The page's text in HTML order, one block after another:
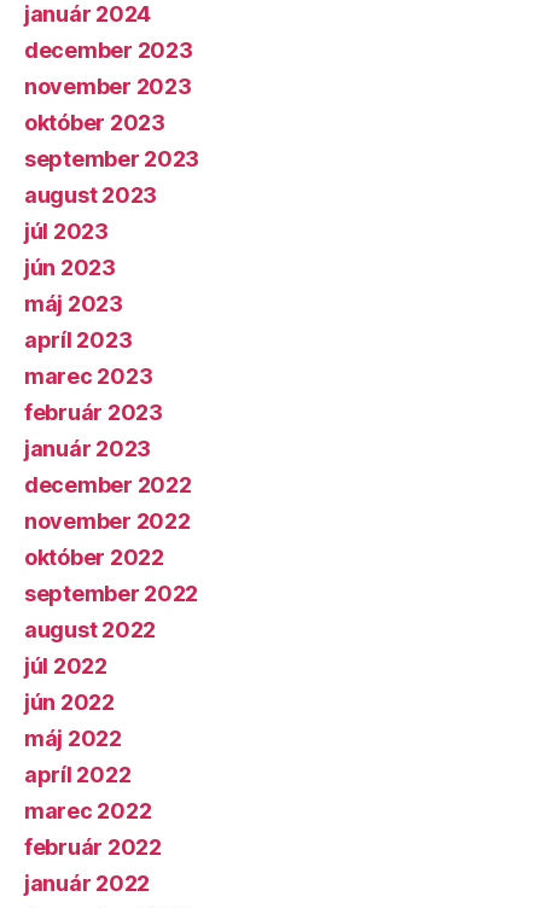
január 2024
december 2023
november 2023
október 2023
september 2023
august 2023
júl 2023
jún 2023
máj 2023
apríl 2023
marec 2023
február 2023
január 2023
december 2022
november 2022
október 2022
september 2022
august 2022
júl 2022
jún 2022
máj 2022
apríl 2022
marec 2022
február 2022
január 2022